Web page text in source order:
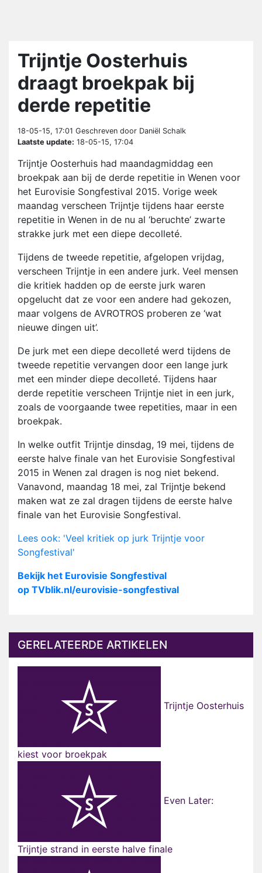
Trijntje Oosterhuis
draagt broekpak bij
derde repetitie
18-05-15, 17:01 Geschreven door Daniël Schalk
Laatste update: 18-05-15, 17:04
Trijntje Oosterhuis had maandagmiddag een
broekpak aan bij de derde repetitie in Wenen voor
het Eurovisie Songfestival 2015. Vorige week
maandag verscheen Trijntje tijdens haar eerste
repetitie in Wenen in de nu al ‘beruchte’ zwarte
strakke jurk met een diepe decolleté.
Tijdens de tweede repetitie, afgelopen vrijdag,
verscheen Trijntje in een andere jurk. Veel mensen
die kritiek hadden op de eerste jurk waren
opgelucht dat ze voor een andere had gekozen,
maar volgens de AVROTROS proberen ze ‘wat
nieuwe dingen uit’.
De jurk met een diepe decolleté werd tijdens de
tweede repetitie vervangen door een lange jurk
met een minder diepe decolleté. Tijdens haar
derde repetitie verscheen Trijntje niet in een jurk,
zoals de voorgaande twee repetities, maar in een
broekpak.
In welke outfit Trijntje dinsdag, 19 mei, tijdens de
eerste halve finale van het Eurovisie Songfestival
2015 in Wenen zal dragen is nog niet bekend.
Vanavond, maandag 18 mei, zal Trijntje bekend
maken wat ze zal dragen tijdens de eerste halve
finale van het Eurovisie Songfestival.
Lees ook: 'Veel kritiek op jurk Trijntje voor
Songfestival'
Bekijk het Eurovisie Songfestival
op TVblik.nl/eurovisie-songfestival
GERELATEERDE ARTIKELEN
Trijntje Oosterhuis
kiest voor broekpak
Even Later:
Trijntje strand in eerste halve finale